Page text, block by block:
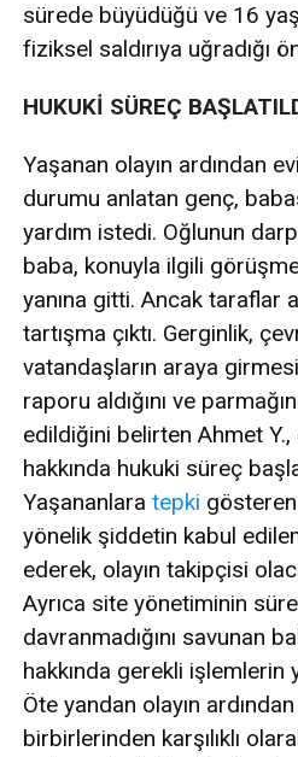
sürede büyüdüğü ve 16
fiziksel saldırıya uğradığı
HUKUKİ SÜREÇ
Yaşanan olayın ardından
durumu anlatan genç,
yardım istedi. Oğlunun
baba, konuyla ilgili
yanına gitti. Ancak taraflar
tartışma çıktı. Gerginlik,
vatandaşların araya
raporu aldığını ve
edildiğini belirten Ahmet Y.,
hakkında hukuki süreç
Yaşananlara tepki
yönelik şiddetin kabul
ederek, olayın takipçisi
Ayrıca site yönetiminin
davranmadığını savunan
hakkında gerekli işlemlerin
Öte yandan olayın
birbirlerinden karşılıklı